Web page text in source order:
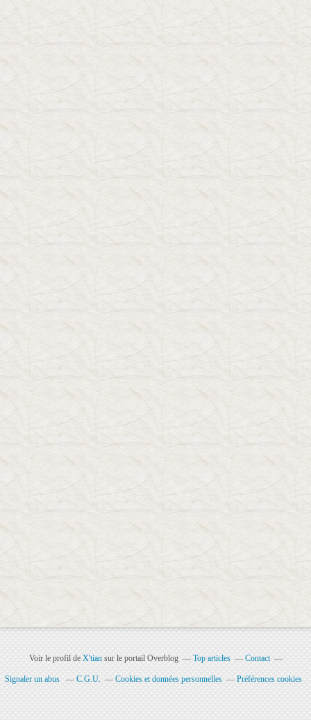
Voir le profil de X'tiansur le portail Overblog Top articles Contact
Signaler un abus C.G.U. Cookies et données personnelles Préférences cookies